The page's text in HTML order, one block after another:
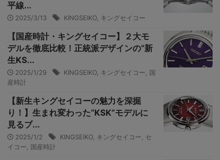
平線...
2025/3/13 KINGSEIKO キングセイコー
【国産時計・キングセイコー】２大モ
デルを徹底比較！正統派デザインの“新
生KS...
2025/1/29 KINGSEIKO キングセイコー
国
産時計
【新生キングセイコーの魅力を深掘
り！】生まれ変わった“KSK”モデルに
見るブ...
2025/1/2 KINGSEIKO キングセイコー
セ
イコー
国産時計